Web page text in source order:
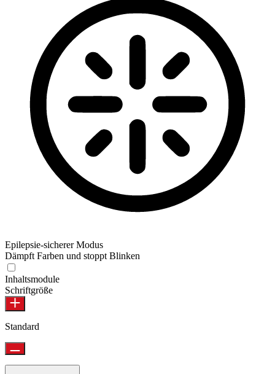
Epilepsie-sicherer Modus
Dämpft Farben und stoppt Blinken
Inhaltsmodule
Schriftgröße
Standard